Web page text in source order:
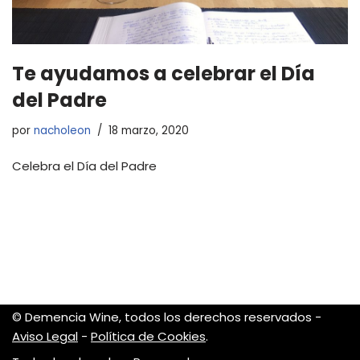
Te ayudamos a celebrar el Día
del Padre
por nacholeon 18 marzo, 2020
Celebra el Día del Padre
© Demencia Wine, todos los derechos reservados -
Aviso Legal - Política de Cookies.